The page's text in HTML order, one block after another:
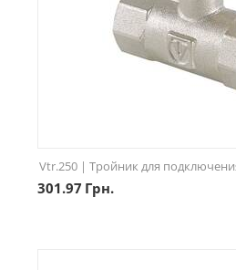
Vtr.250 | Тройник для
301.97 Грн.